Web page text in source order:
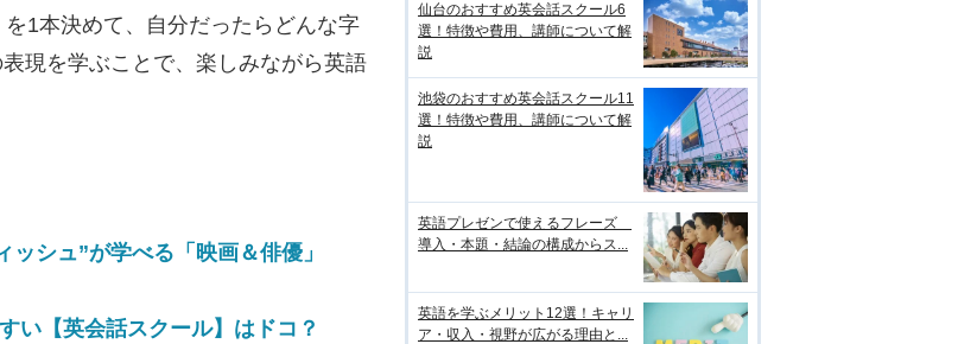
1本決めて、自分だったらどんな字
現を学ぶことで、楽しみながら英語
シュ”が学べる「映画＆俳優」
【英会話スクール】はドコ？
仙台のおすすめ英会話スクール6
選！特徴や費用、講師について解
説
池袋のおすすめ英会話スクール11
選！特徴や費用、講師について解
説
英語プレゼンで使えるフレーズ
導入・本題・結論の構成からス...
英語を学ぶメリット12選！キャリ
ア・収入・視野が広がる理由と...